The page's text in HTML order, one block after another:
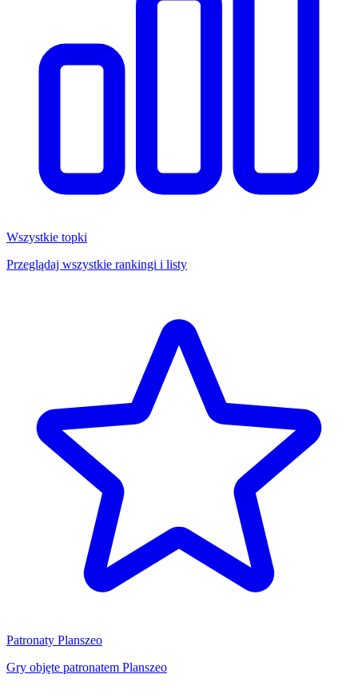
Wszystkie topki
Przeglądaj wszystkie rankingi i listy
Patronaty Planszeo
Gry objęte patronatem Planszeo